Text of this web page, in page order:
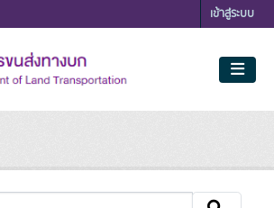
เข้าสู่ระบบ